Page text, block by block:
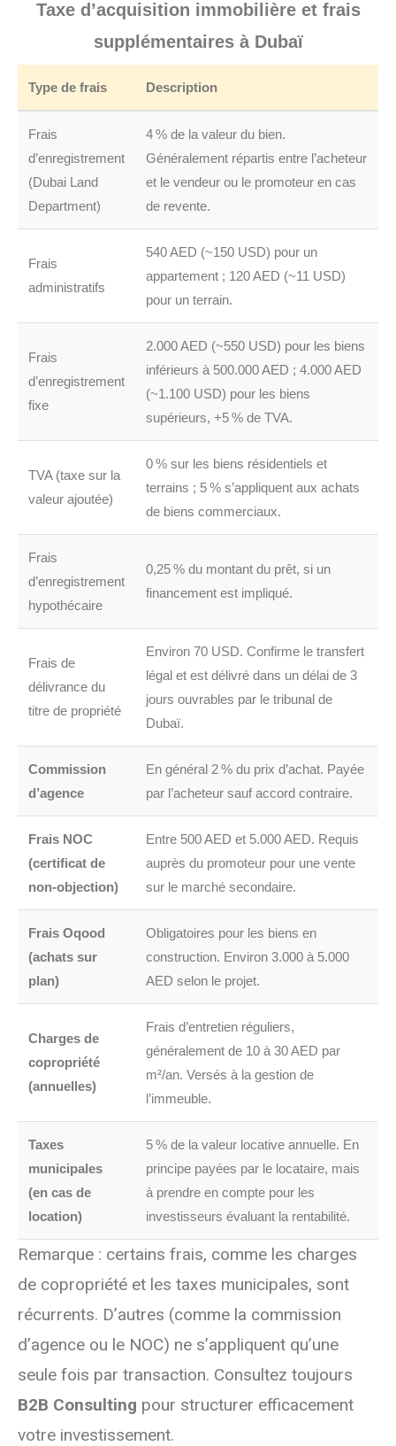
Taxe d’acquisition immobilière et frais
supplémentaires à Dubaï
Type de frais Description
Frais
d’enregistrement
(Dubai Land
Department)
4 % de la valeur du bien.
Généralement répartis entre l’acheteur
et le vendeur ou le promoteur en cas
de revente.
Frais
administratifs
540 AED (~150 USD) pour un
appartement ; 120 AED (~11 USD)
pour un terrain.
Frais
d’enregistrement
fixe
2.000 AED (~550 USD) pour les biens
inférieurs à 500.000 AED ; 4.000 AED
(~1.100 USD) pour les biens
supérieurs, +5 % de TVA.
TVA (taxe sur la
valeur ajoutée)
0 % sur les biens résidentiels et
terrains ; 5 % s’appliquent aux achats
de biens commerciaux.
Frais
d’enregistrement
hypothécaire
0,25 % du montant du prêt, si un
financement est impliqué.
Frais de
délivrance du
titre de propriété
Environ 70 USD. Confirme le transfert
légal et est délivré dans un délai de 3
jours ouvrables par le tribunal de
Dubaï.
Commission
d’agence
En général 2 % du prix d’achat. Payée
par l’acheteur sauf accord contraire.
Frais NOC
(certificat de
non-objection)
Entre 500 AED et 5.000 AED. Requis
auprès du promoteur pour une vente
sur le marché secondaire.
Frais Oqood
(achats sur
plan)
Obligatoires pour les biens en
construction. Environ 3.000 à 5.000
AED selon le projet.
Charges de
copropriété
(annuelles)
Frais d’entretien réguliers,
généralement de 10 à 30 AED par
m²/an. Versés à la gestion de
l’immeuble.
Taxes
municipales
(en cas de
location)
5 % de la valeur locative annuelle. En
principe payées par le locataire, mais
à prendre en compte pour les
investisseurs évaluant la rentabilité.
Remarque : certains frais, comme les charges
de copropriété et les taxes municipales, sont
récurrents. D’autres (comme la commission
d’agence ou le NOC) ne s’appliquent qu’une
seule fois par transaction. Consultez toujours
B2B Consulting pour structurer efficacement
votre investissement.